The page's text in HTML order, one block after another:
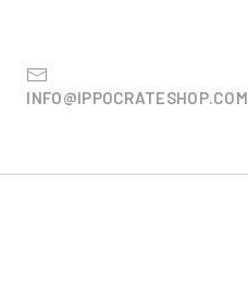
INFO@IPPOCRATESHOP.COM